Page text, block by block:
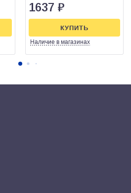
1637 ₽
Наличие в магазинах
КУПИТЬ